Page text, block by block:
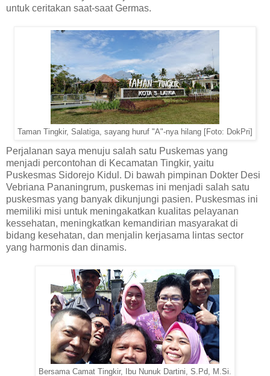
untuk ceritakan saat-saat Germas.
Taman Tingkir, Salatiga, sayang huruf "A"-nya hilang [Foto: DokPri]
Perjalanan saya menuju salah satu Puskemas yang
menjadi percontohan di Kecamatan Tingkir, yaitu
Puskesmas Sidorejo Kidul. Di bawah pimpinan Dokter Desi
Vebriana Pananingrum, puskemas ini menjadi salah satu
puskesmas yang banyak dikunjungi pasien. Puskesmas ini
memiliki misi untuk meningakatkan kualitas pelayanan
kessehatan, meningkatkan kemandirian masyarakat di
bidang kesehatan, dan menjalin kerjasama lintas sector
yang harmonis dan dinamis.
Bersama Camat Tingkir, Ibu Nunuk Dartini, S.Pd, M.Si.